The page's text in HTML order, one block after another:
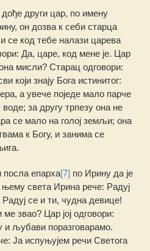
други цар, по имену
он дозва к себи старца
се код тебе налази царева
Да, царе, код мене је. Цар
мисли? Старац одговори:
који знају Бога истинитог:
а увече поједе мало парче
за другу трпезу она не
се мало на голој земљи; она
к Богу, и занима се
посла епарха[7] по Ирину да је
света Ирина рече: Радуј
Радуј се и ти, чудна девице!
звао? Цар јој одговори:
и љубави поразговарамо.
Ја испуњујем речи Светога